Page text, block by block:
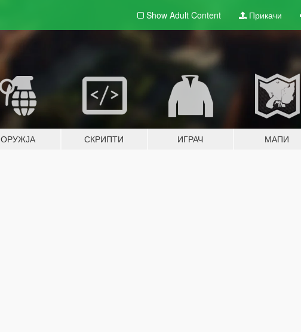
Show Adult Content Прикачи
ОРУЖЈА СКРИПТИ ИГРАЧ МАПИ